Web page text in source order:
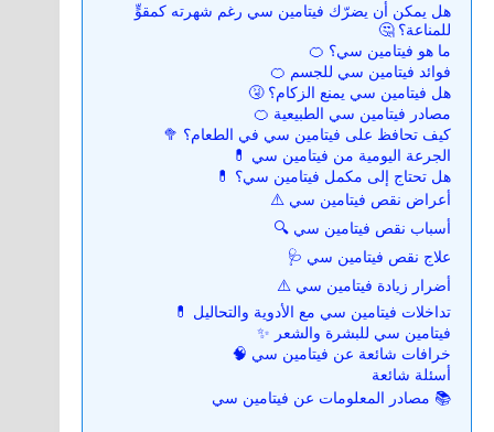
هل يمكن أن يضرّك فيتامين سي رغم شهرته كمقوٍّ
للمناعة؟ 🤔
ما هو فيتامين سي؟ 🍊
فوائد فيتامين سي للجسم 🍊
هل فيتامين سي يمنع الزكام؟ 🤧
مصادر فيتامين سي الطبيعية 🍊
كيف تحافظ على فيتامين سي في الطعام؟ 🥦
الجرعة اليومية من فيتامين سي 💊
هل تحتاج إلى مكمل فيتامين سي؟ 💊
أعراض نقص فيتامين سي ⚠️
أسباب نقص فيتامين سي 🔍
علاج نقص فيتامين سي 🩺
أضرار زيادة فيتامين سي ⚠️
تداخلات فيتامين سي مع الأدوية والتحاليل 💊
فيتامين سي للبشرة والشعر ✨
خرافات شائعة عن فيتامين سي 🧠
أسئلة شائعة
📚 مصادر المعلومات عن فيتامين سي